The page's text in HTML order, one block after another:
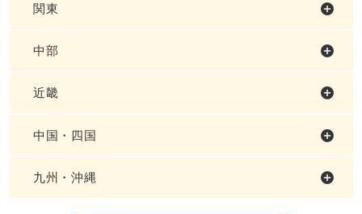
関東
中部
近畿
中国・四国
九州・沖縄